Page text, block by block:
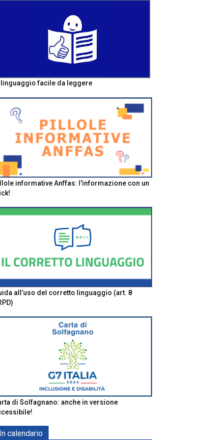
linguaggio facile da leggere
informative Anffas: l'informazione con un
all’uso del corretto linguaggio (art. 8
di Solfagnano: anche in versione
In calendario